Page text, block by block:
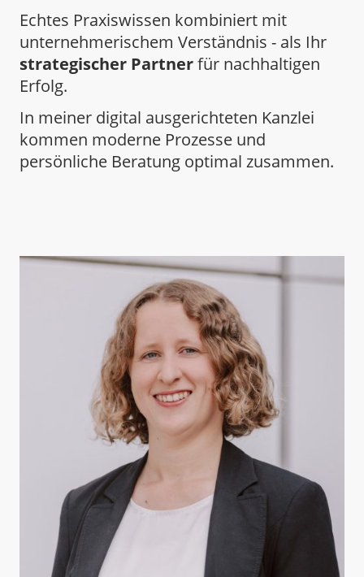
Echtes Praxiswissen kombiniert mit
unternehmerischem Verständnis - als Ihr
strategischer Partnerfür nachhaltigen
Erfolg.
In meiner digital ausgerichteten Kanzlei
kommen moderne Prozesse und
persönliche Beratung optimal zusammen.